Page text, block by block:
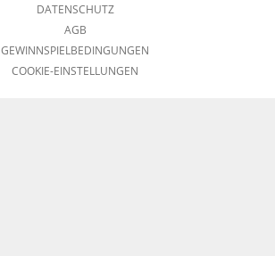
DATENSCHUTZ
AGB
GEWINNSPIELBEDINGUNGEN
COOKIE-EINSTELLUNGEN